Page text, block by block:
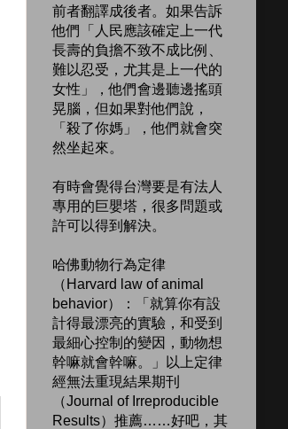
前者翻譯成後者。如果告訴
他們「人民應該確定上一代
長壽的負擔不致不成比例、
難以忍受，尤其是上一代的
女性」，他們會邊聽邊搖頭
晃腦，但如果對他們說，
「殺了你媽」，他們就會突
然坐起來。
有時會覺得台灣要是有法人
專用的巨嬰塔，很多問題或
許可以得到解決。
哈佛動物行為定律
（Harvard law of animal
behavior）：「就算你有設
計得最漂亮的實驗，和受到
最細心控制的變因，動物想
幹嘛就會幹嘛。」以上定律
經無法重現結果期刊
（Journal of Irreproducible
Results）推薦……好吧，其